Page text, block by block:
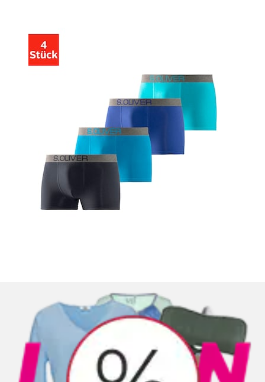
Boxer »Boxershorts für Herren« Paquet, 4 cuis en
mélange de coton
Buffalo
Prix actuel39.90 CHF Prix de base /
Stk
17